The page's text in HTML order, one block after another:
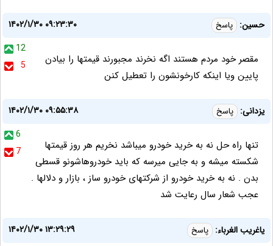
حسین: پاسخ
۱۴۰۲/۱/۳۰ ۰۹:۲۳:۳۰
12
5
مقصر خود مردم هستند اگه نخرند مجبورند قیمتها را بیادن
پایین ویا اینکه کارخونشون را تعطیل کنن
یزدانی: پاسخ
۱۴۰۲/۱/۳۰ ۰۹:۵۵:۳۸
6
7
تنها راه حل نه به خرید خودرو میباشد نخریم هر روز قیمتها
شکسته میشه و به جایی میرسه که باید خودروهاشونو قسطی
بدن . نه به خرید خودرو از شرکتهای خودرو ساز ، بازار و دلالها .
عجب شعار سال رعایت شد
یاغریب الغرباء: پاسخ
۱۴۰۲/۱/۳۰ ۱۳:۲۹:۲۹